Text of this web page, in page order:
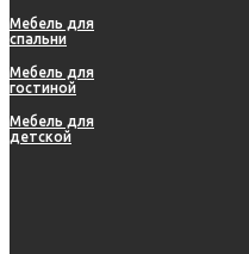
Мебель для
спальни
Мебель для
гостиной
Мебель для
детской